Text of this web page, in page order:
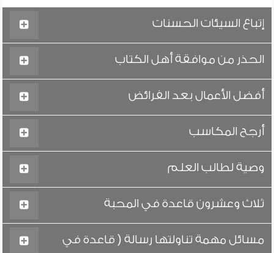
إتباع السيئات الحسنات
الحذر من موافقة أهل الكتاب
أفضل الأعمال بعد الفرائض
أرجح المكاسب
وصية لطالب العلم
ثلاث وعشرون قاعدة في المحبة
مسائل مهمة تناولتها رسالة ( قاعدة في